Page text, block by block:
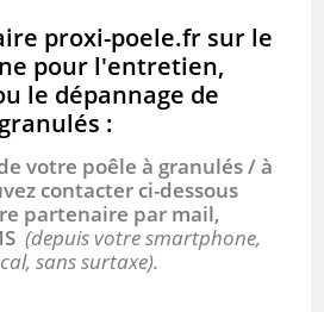
proxi-poele.fr sur le
pour l'entretien,
le dépannage de
:
votre poêle à granulés / à
contacter ci-dessous
partenaire par mail,
(depuis votre smartphone,
sans surtaxe).